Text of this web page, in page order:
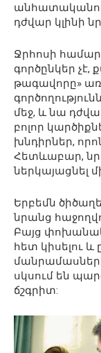
դժվար կլինի
Ջրհոսի
գործընկեր չէ,
թագավորը»
մեջ, և նա
բոլոր
խնդիրներ,
Հետևաբար,
ներկայացնել
Երբեմն
նրանց
Բայց
հետ կիսելու
սկսում են
ճշգրիտ: